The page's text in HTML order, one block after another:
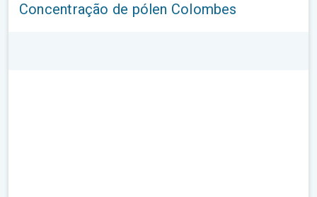
Concentração de pólen Colombes